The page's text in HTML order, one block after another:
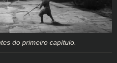
do primeiro capítulo.